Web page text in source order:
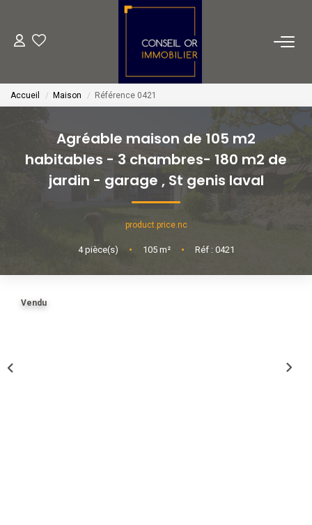
Transaction
Financement
VENTES
Accueil Maison Référence 0421
Agréable maison de 105 m2
habitables - 3 chambres- 180 m2 de
jardin - garage , St genis laval
product.price.nc
4pièce(s) • 105m² • Réf : 0421
Vendu